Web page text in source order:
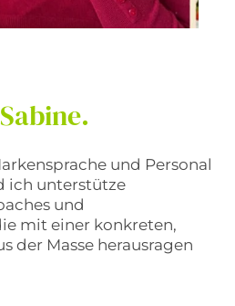
und Personal
ich unterstütze
und
mit einer konkreten,
der Masse herausragen